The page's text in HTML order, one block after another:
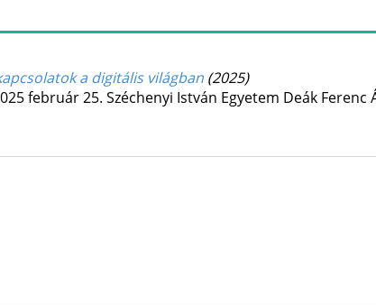
a digitális világban (2025)
február 25. Széchenyi István Egyetem Deák Ferenc